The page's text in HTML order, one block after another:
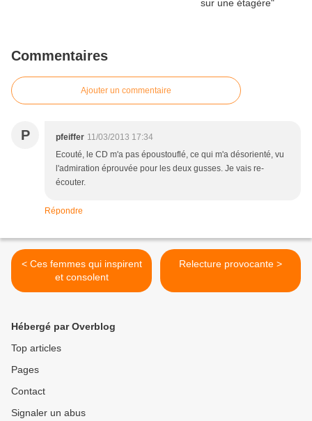
Commentaires
Ajouter un commentaire
P pfeiffer 11/03/2013 17:34
Ecouté, le CD m'a pas époustouflé, ce qui m'a désorienté, vu
l'admiration éprouvée pour les deux gusses. Je vais re-
écouter.
Répondre
< Ces femmes qui inspirent
et consolent
Relecture provocante >
Hébergé par Overblog
Top articles
Pages
Contact
Signaler un abus